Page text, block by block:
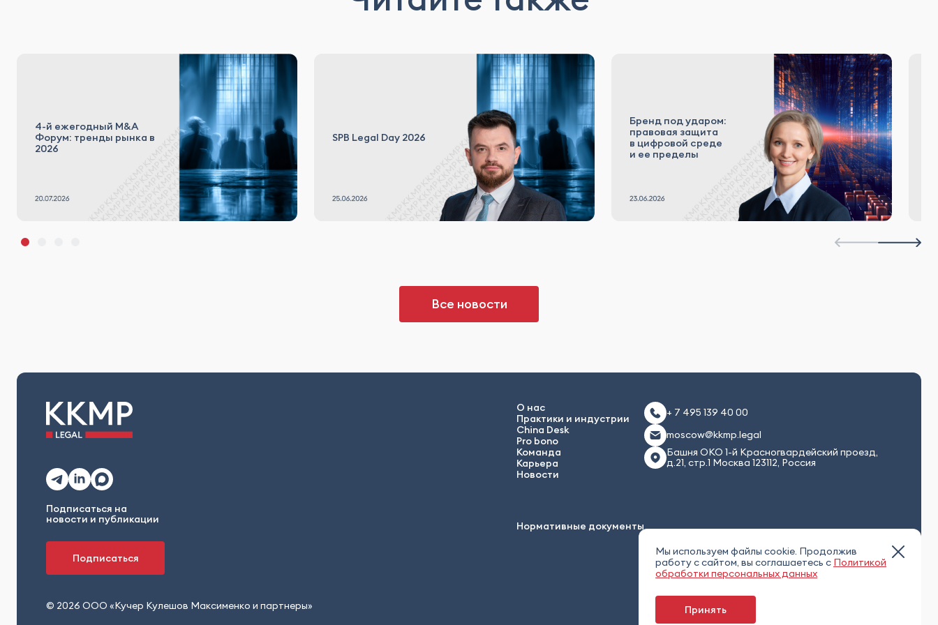
4-й ежегодный M&A
Форум: тренды рынка в
2026
SPB Legal Day 2026
Бренд под ударом:
правовая защита
в цифровой среде
и ее пределы
Все новости
Мы используем файлы cookie. Продолжив
работу с сайтом, вы соглашаетесь с Политикой
обработки персональных данных
Принять
Подписаться на
новости и публикации
Подписаться
О нас
Практики и индустрии
China Desk
Pro bono
Команда
Карьера
Новости
Нормативные документы
+ 7 495 139 40 00
moscow@kkmp.legal
Башня ОКО 1-й Красногвардейский проезд,
д.21, стр.1 Москва 123112, Россия
© 2026 ООО «Кучер Кулешов Максименко и партнеры»